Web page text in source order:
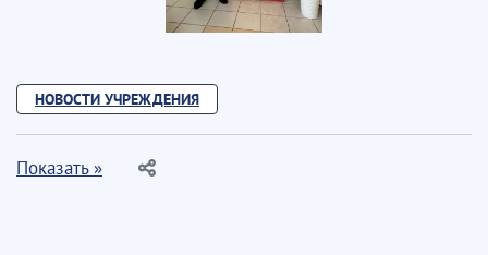
НОВОСТИ УЧРЕЖДЕНИЯ
Показать »